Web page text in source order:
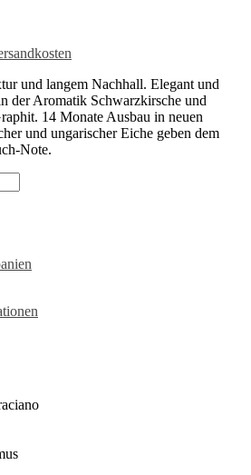
und langem Nachhall. Elegant und
der Aromatik Schwarzkirsche und
14 Monate Ausbau in neuen
und ungarischer Eiche geben dem
Note.